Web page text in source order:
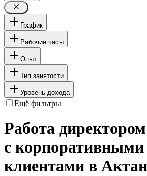
График
Рабочие часы
Опыт
Тип занятости
Уровень дохода
Ещё фильтры
Работа
с корпоративными
клиентами в